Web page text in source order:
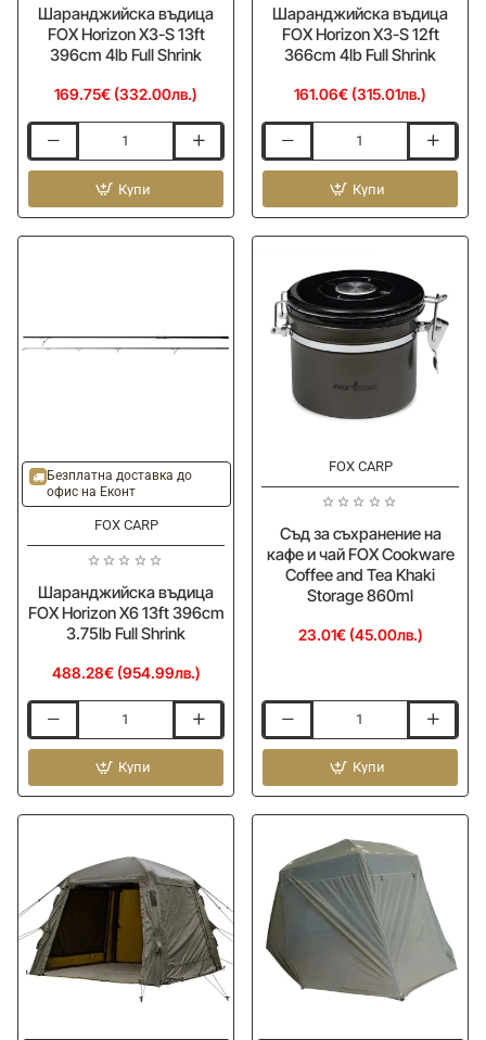
Шаранджийска въдица
FOX Horizon X3-S 13ft
396cm 4lb Full Shrink
169.75€ (332.00лв.)
Шаранджийска
въдица
Horizon
X3-
Full
Shrink
Купи
Шаранджийска въдица
FOX Horizon X3-S 12ft
366cm 4lb Full Shrink
161.06€ (315.01лв.)
Шаранджийска
въдица
Horizon
X3-
366cm
4lb
Full
Shrink
Купи
Безплатна доставка до
офис на Еконт
FOX CARP
Шаранджийска въдица
FOX Horizon X6 13ft 396cm
3.75lb Full Shrink
488.28€ (954.99лв.)
Шаранджийска
въдица
Horizon
X6
3.75lb
Full
Shrink
Купи
FOX CARP
Съд за съхранениe на
кафе и чай FOX Cookware
Coffee and Tea Khaki
Storage 860ml
23.01€ (45.00лв.)
за
съхранениe
на
кафе
FOX
Cookware
Coffee
and
Tea
Khaki
Storage
Купи